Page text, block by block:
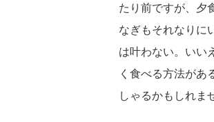
たり前ですが、夕
なぎもそれなりに
は叶わない。いい
く食べる方法があ
しゃるかもしれま